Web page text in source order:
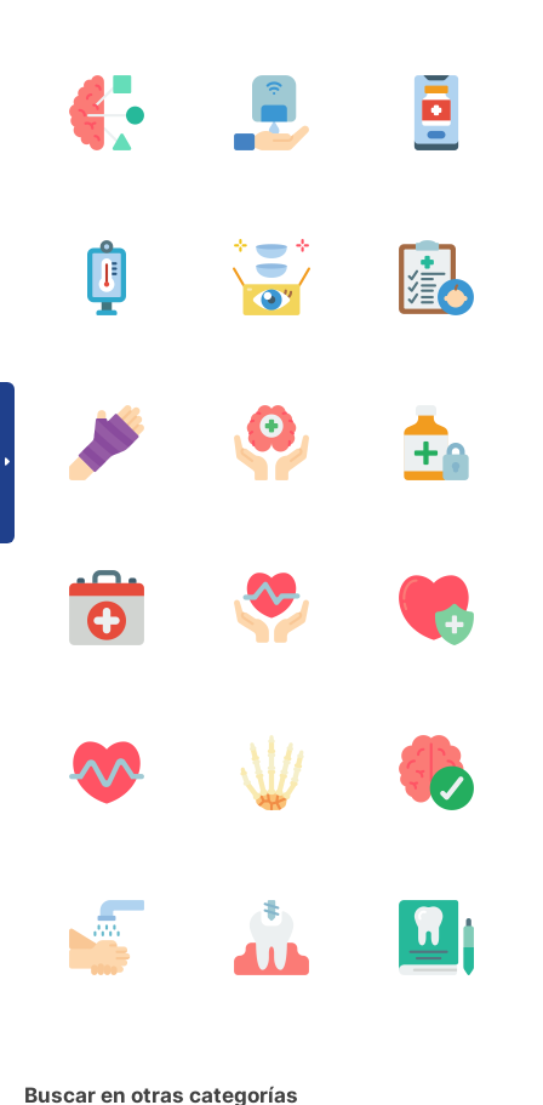
Buscar en otras categorías